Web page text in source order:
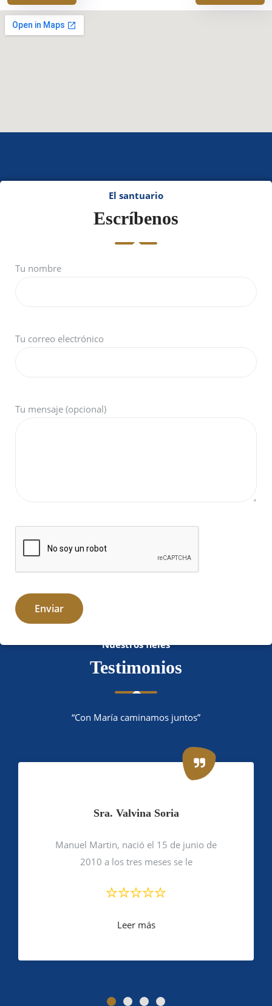
El santuario
Escríbenos
Tu nombre
Tu correo electrónico
Tu mensaje (opcional)
Nuestros fieles
Testimonios
“Con María caminamos juntos”
Sra. Valvina Soria
Manuel Martin, nació el 15 de junio de
2010 a los tres meses se le
Leer más